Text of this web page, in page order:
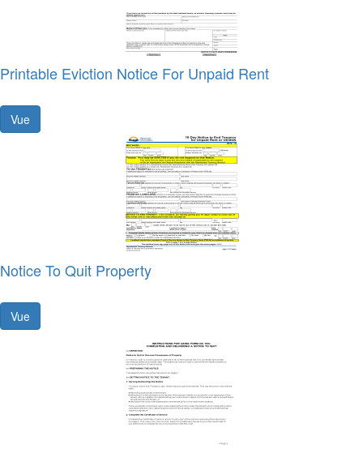
Printable Eviction Notice For Unpaid Rent
Vue
Notice To Quit Property
Vue